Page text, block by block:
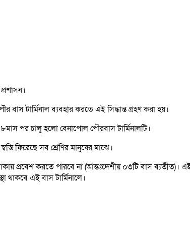
টার্মিনাল ব্যবহার করতে এই সিদ্ধান্ত গ্রহণ করা হয়।
পর চালু হলো বেনাপোল পৌরবাস টার্মিনালটি।
ফিরেছে সব শ্রেণির মানুষের মাঝে।
প্রবেশ করতে পারবে না (আন্তঃদেশীয় ০৩টি বাস ব্যতীত)।
থাকবে এই বাস টার্মিনালে।